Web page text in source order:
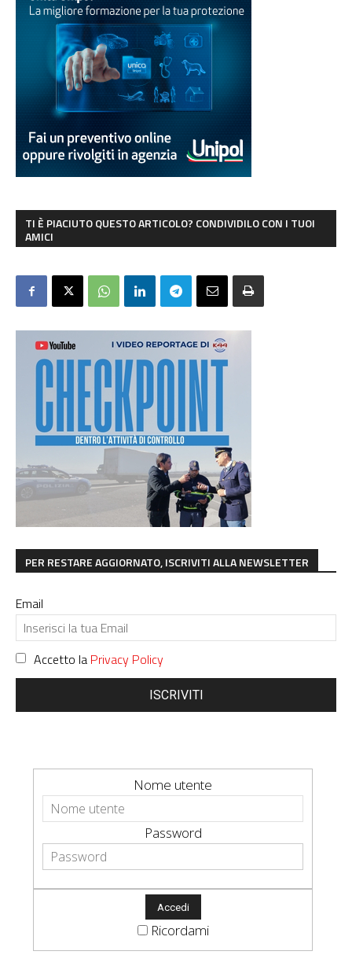
TI È PIACIUTO QUESTO ARTICOLO? CONDIVIDILO CON I TUOI
AMICI
PER RESTARE AGGIORNATO, ISCRIVITI ALLA NEWSLETTER
Email
Accetto la Privacy Policy
ISCRIVITI
Nome utente
Password
Ricordami